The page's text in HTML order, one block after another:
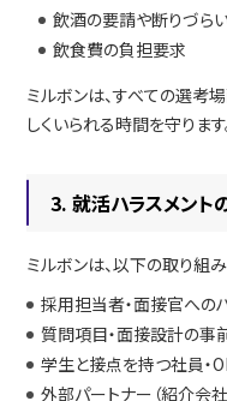
飲酒の要請や断りづら
飲食費の負担要求
ミルボンは、すべての選考
しくいられる時間を守ります
3. 就活ハラスメント
ミルボンは、以下の取り組
採用担当者・面接官への
質問項目・面接設計の事
学生と接点を持つ社員・
外部パートナー（紹介会